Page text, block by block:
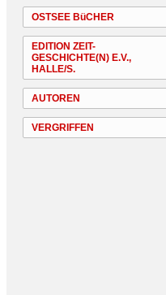
OSTSEE BüCHER
EDITION ZEIT-
GESCHICHTE(N) E.V.,
HALLE/S.
AUTOREN
VERGRIFFEN